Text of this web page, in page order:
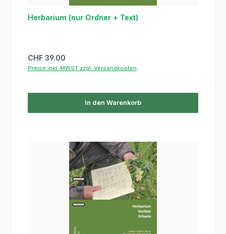
Herbarium (nur Ordner + Text)
Regulärer Preis:
CHF 39.00
Preise inkl. MWST zzgl. Versandkosten
In den Warenkorb